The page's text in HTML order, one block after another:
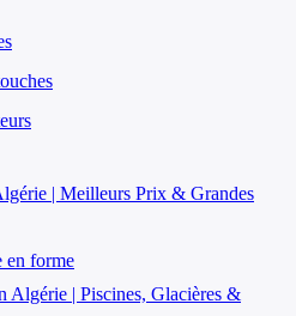
| Meilleurs Prix & Grandes
en forme
Algérie | Piscines, Glacières &